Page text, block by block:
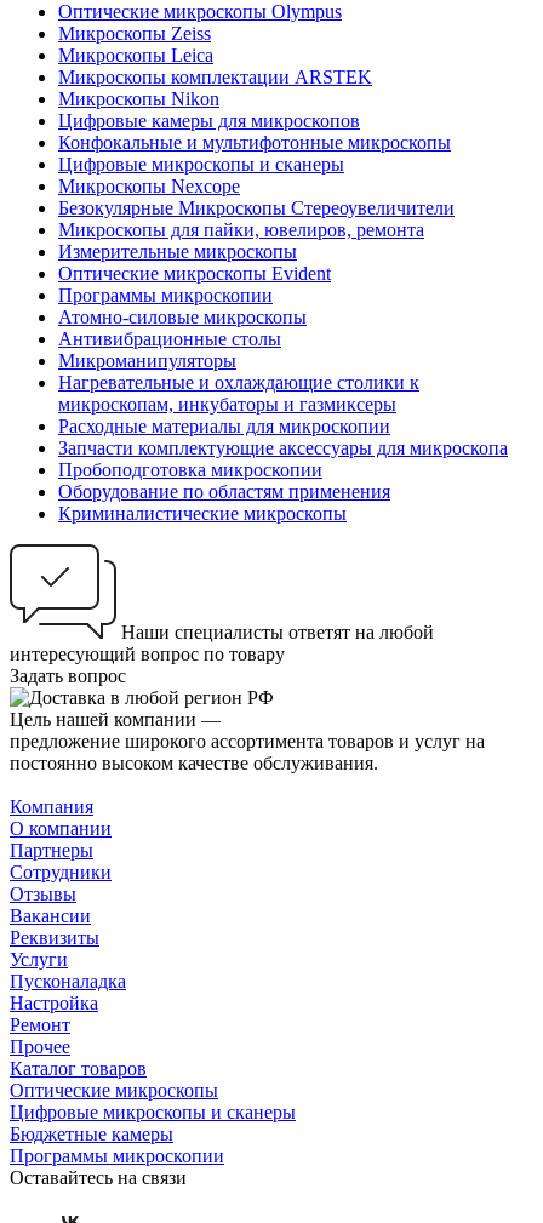
Оптические микроскопы Olympus
Микроскопы Zeiss
Микроскопы Leica
Микроскопы комплектации ARSTEK
Микроскопы Nikon
Цифровые камеры для микроскопов
Конфокальные и мультифотонные микроскопы
Цифровые микроскопы и сканеры
Микроскопы Nexcope
Безокулярные Микроскопы Стереоувеличители
Микроскопы для пайки, ювелиров, ремонта
Измерительные микроскопы
Оптические микроскопы Evident
Программы микроскопии
Атомно-силовые микроскопы
Антивибрационные столы
Микроманипуляторы
Нагревательные и охлаждающие столики к
микроскопам, инкубаторы и газмиксеры
Расходные материалы для микроскопии
Запчасти комплектующие аксессуары для микроскопа
Пробоподготовка микроскопии
Оборудование по областям применения
Криминалистические микроскопы
Наши специалисты ответят на любой
интересующий вопрос по товару
Задать вопрос
Цель нашей компании —
предложение широкого ассортимента товаров и услуг на
постоянно высоком качестве обслуживания.
Компания
О компании
Партнеры
Сотрудники
Отзывы
Вакансии
Реквизиты
Услуги
Пусконаладка
Настройка
Ремонт
Прочее
Каталог товаров
Оптические микроскопы
Цифровые микроскопы и сканеры
Бюджетные камеры
Программы микроскопии
Оставайтесь на связи